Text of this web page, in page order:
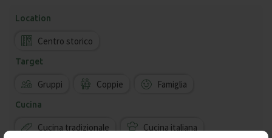
Location
Centro storico
Target
Gruppi Coppie Famiglia
Cucina
Cucina tradizionale Cucina italiana